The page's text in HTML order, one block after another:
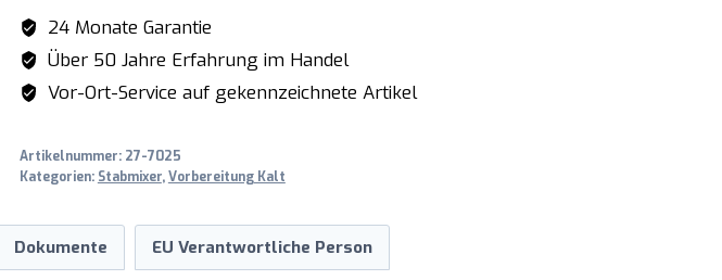
52
Menge
24 Monate Garantie
Über 50 Jahre Erfahrung im Handel
Vor-Ort-Service auf gekennzeichnete Artikel
Artikelnummer: 27-7025
Kategorien: Stabmixer,Vorbereitung Kalt
Dokumente EU Verantwortliche Person